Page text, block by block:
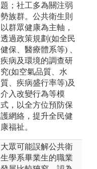
題；社工多為關注弱
勢族群。公共衛生則
以群眾健康為主軸，
透過政策規劃(如全民
健保、醫療體系等) 、
疾病及環境的調查研
究(如空氣品質、水
質、疾病盛行率等)及
介入改變行為等模
式，以全方位預防保
護網絡，提升全民健
康福祉。
大眾可能誤解公共衛
生學系畢業生的職業